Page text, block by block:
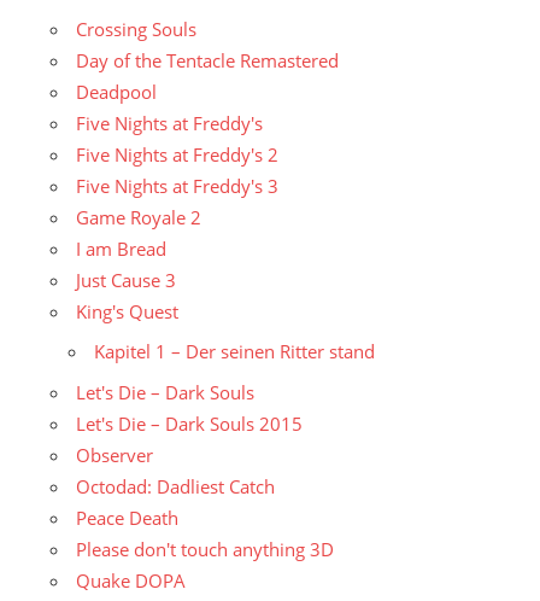
Crossing Souls
Day of the Tentacle Remastered
Deadpool
Five Nights at Freddy's
Five Nights at Freddy's 2
Five Nights at Freddy's 3
Game Royale 2
I am Bread
Just Cause 3
King's Quest
Kapitel 1 – Der seinen Ritter stand
Let's Die – Dark Souls
Let's Die – Dark Souls 2015
Observer
Octodad: Dadliest Catch
Peace Death
Please don't touch anything 3D
Quake DOPA